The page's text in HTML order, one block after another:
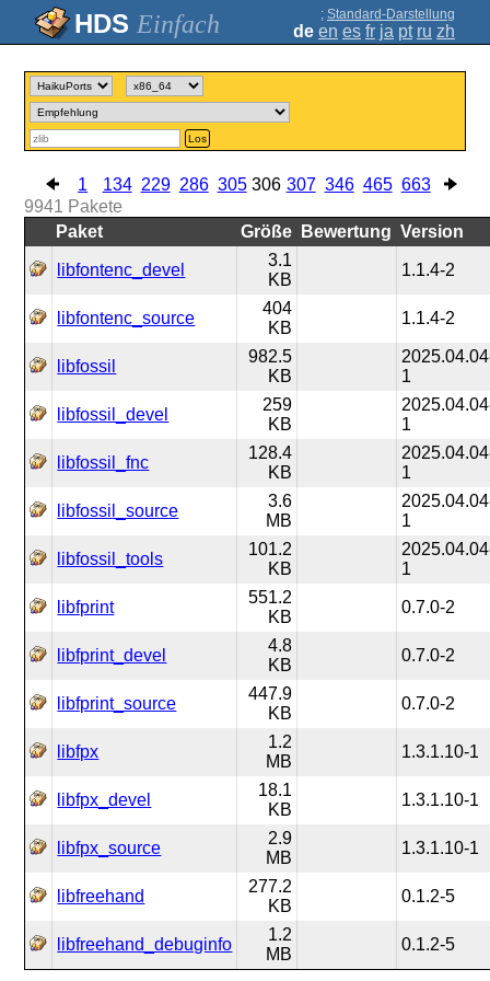
Einfach ; Standard-Darstellung
de en es fr ja pt ru zh
Los
1 134 229 286 305 306 307 346 465 663
9941 Pakete
Paket
Größe Bewertung Version
libfontenc_devel
3.1
KB
1.1.4-2
libfontenc_source
404
KB
1.1.4-2
libfossil
982.5
KB
1
libfossil_devel
259
KB
1
libfossil_fnc
128.4
KB
1
libfossil_source
3.6
MB
1
libfossil_tools
101.2
KB
1
libfprint
551.2
KB
0.7.0-2
libfprint_devel
4.8
KB
0.7.0-2
libfprint_source
447.9
KB
0.7.0-2
libfpx
1.2
MB
1.3.1.10-1
libfpx_devel
18.1
KB
1.3.1.10-1
libfpx_source
2.9
MB
1.3.1.10-1
libfreehand
277.2
KB
0.1.2-5
libfreehand_debuginfo
1.2
MB
0.1.2-5